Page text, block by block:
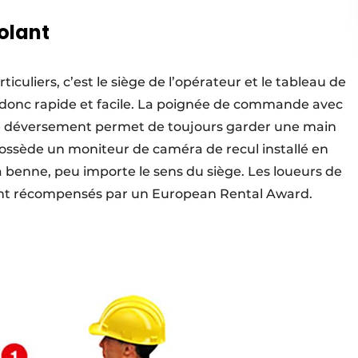
c’est le siège de l’opérateur et le tableau de
rapide et facile. La poignée de commande avec
permet de toujours garder une main
un moniteur de caméra de recul installé en
peu importe le sens du siège. Les loueurs de
récompensés par un European Rental Award.